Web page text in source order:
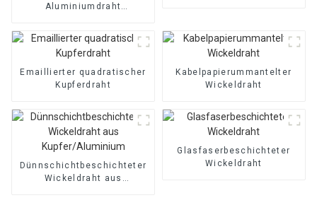
Aluminiumdraht
Emaillierter quadratischer
Kupferdraht
Kabelpapierummantelter
Wickeldraht
Dünnschichtbeschichteter
Wickeldraht aus
Glasfaserbeschichteter
Wickeldraht